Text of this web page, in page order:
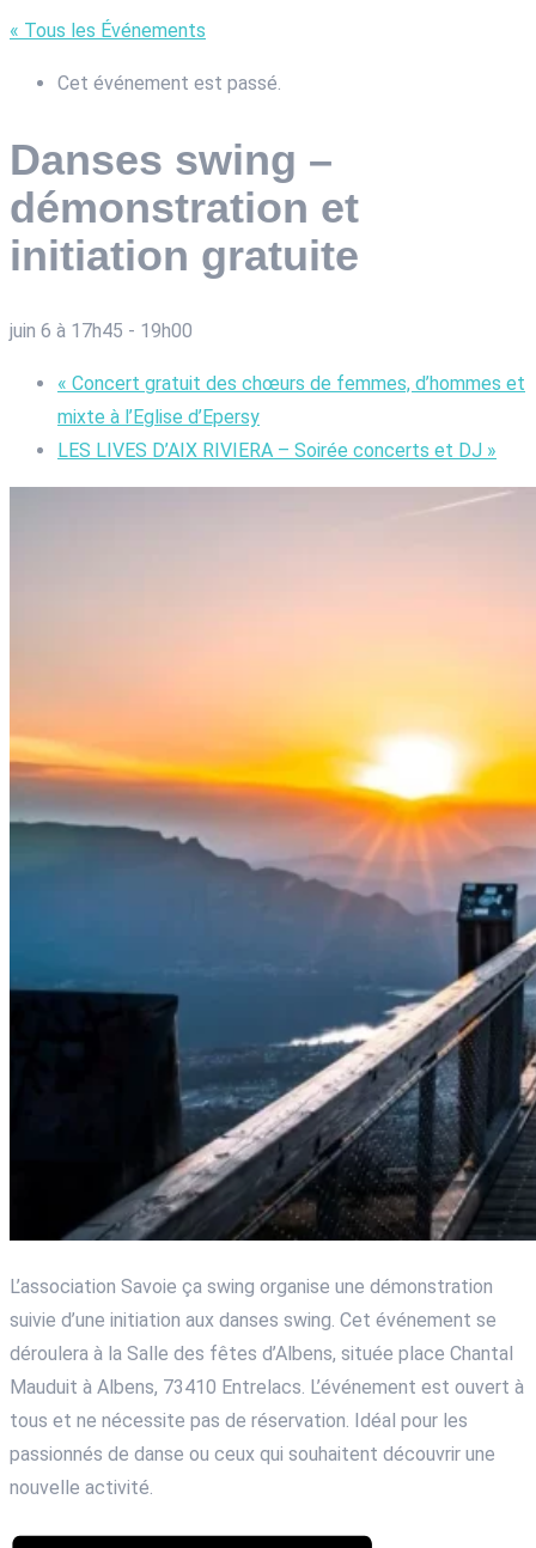
« Tous les Événements
Cet événement est passé.
Danses swing –
démonstration et
initiation gratuite
juin 6 à 17h45 - 19h00
« Concert gratuit des chœurs de femmes, d’hommes et
mixte à l’Eglise d’Epersy
LES LIVES D’AIX RIVIERA – Soirée concerts et DJ »
L’association Savoie ça swing organise une démonstration
suivie d’une initiation aux danses swing. Cet événement se
déroulera à la Salle des fêtes d’Albens, située place Chantal
Mauduit à Albens, 73410 Entrelacs. L’événement est ouvert à
tous et ne nécessite pas de réservation. Idéal pour les
passionnés de danse ou ceux qui souhaitent découvrir une
nouvelle activité.